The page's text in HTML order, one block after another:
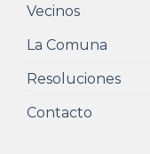
Vecinos
La Comuna
Resoluciones
Contacto